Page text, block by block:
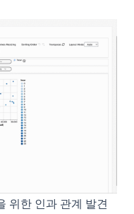
위한 인과 관계 발견